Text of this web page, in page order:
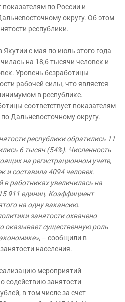
показателям по России и
округу. Об этом
республики.
Якутии с мая по июль этого года
на 18,6 тысячи человек и
Уровень безработицы
рабочей силы, что является
в республике.
соответствует показателям
Дальневосточному округу.
республики обратились 11
6 тысяч (54%). Численность
на регистрационном учете,
и составила 4094 человек.
в работниках увеличилась на
911 единиц. Коэффициент
на одну вакансию.
занятости охвачено
оказывает существенную роль
, – сообщили в
населения.
мероприятий
содействию занятости
в том числе за счет